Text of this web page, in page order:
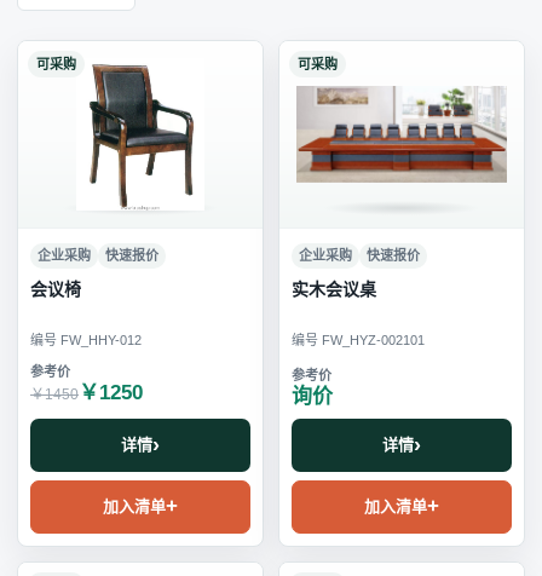
可采购
企业采购 快速报价
会议椅
编号 FW_HHY-012
￥1450 ￥1250
详情
加入清单
可采购
企业采购 快速报价
实木会议桌
编号 FW_HYZ-002101
询价
详情
加入清单